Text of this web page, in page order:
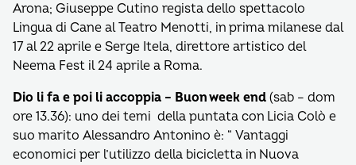
Arona; Giuseppe Cutino regista dello spettacolo
Lingua di Cane al Teatro Menotti, in prima milanese dal
17 al 22 aprile e Serge Itela, direttore artistico del
Neema Fest il 24 aprile a Roma.
Dio li fa e poi li accoppia – Buon week end (sab – dom
ore 13.36): uno dei temi della puntata con Licia Colò e
suo marito Alessandro Antonino è: “ Vantaggi
economici per l’utilizzo della bicicletta in Nuova